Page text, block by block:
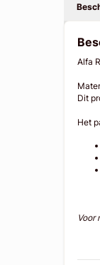
Alfa
Dit
Het
Voor